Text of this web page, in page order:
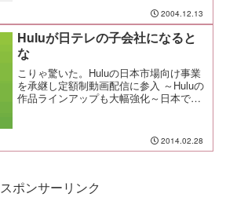
す。 いつものお昼ネタだと、どうにも不
健康そうに見えるらしく ここらでイッパ
ツ私がどれだけ健康な食生活なのかを ア
ピールしておきましょうね。 ホッケの
塩...
2004.12.13
Huluが日テレの子会社になると
な
こりゃ驚いた。Huluの日本市場向け事業
を承継し定額制動画配信に参入 ～Huluの
作品ラインアップも大幅強化～日本での
系の企業や通信キャリア等ではなく、民
放なのか。...
2014.02.28
スポンサーリンク